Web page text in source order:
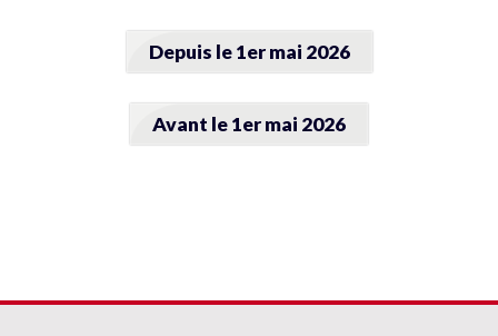
Depuis le 1er mai 2026
Avant le 1er mai 2026